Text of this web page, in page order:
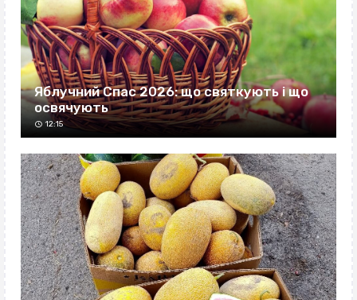
Яблучний Спас 2026: що святкують і що
освячують
12:15